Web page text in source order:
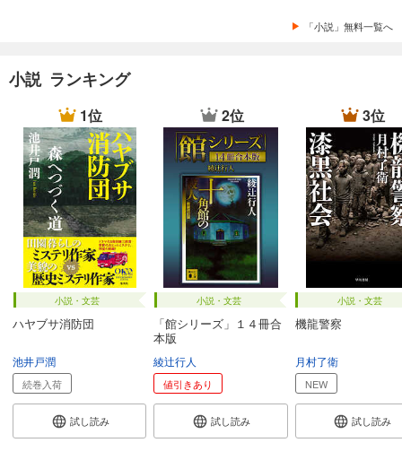
「小説」無料一覧へ
小説 ランキング
1位
小説・文芸
ハヤブサ消防団
池井戸潤
続巻入荷
試し読み
2位
小説・文芸
「館シリーズ」１４冊合
本版
綾辻行人
値引きあり
試し読み
3位
小説・文芸
機龍警察
月村了衛
NEW
試し読み